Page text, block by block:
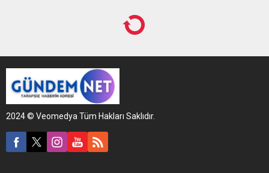
Özel’i kızdıracak hamle: Kılıçdaroğlu’nun genel merkezdeki
konuşmasına 17 vekil katıldı!
Özel’i kızdıracak hamle:
Kılıçdaroğlu’nun genel